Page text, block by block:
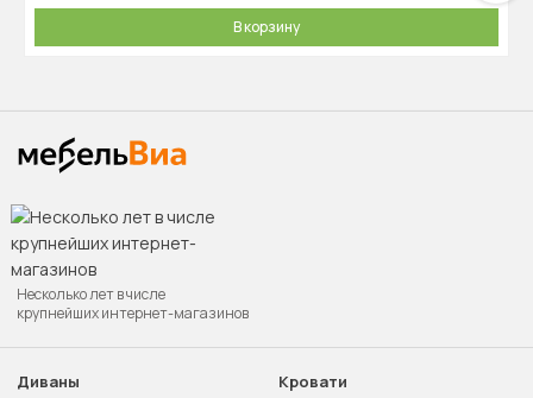
В корзину
Несколько лет в числе
крупнейших интернет-магазинов
Диваны
Кровати